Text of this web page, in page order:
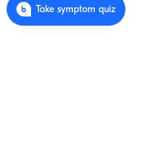
Take symptom quiz